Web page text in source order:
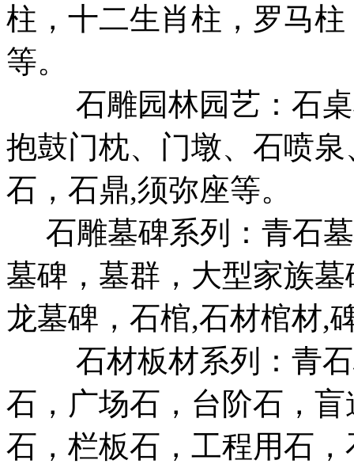
柱，十二生肖柱，罗马
等。
石雕园林园艺：石桌
抱鼓门枕、门墩、石喷
石，石鼎,须弥座等。
石雕墓碑系列：青石
墓碑，墓群，大型家族
龙墓碑，石棺,石材棺材,
石材板材系列：青石
石，广场石，台阶石，
石，栏板石，工程用石